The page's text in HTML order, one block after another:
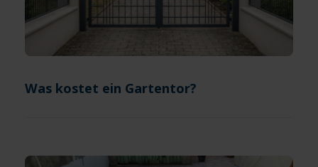
Was kostet ein Gartentor?